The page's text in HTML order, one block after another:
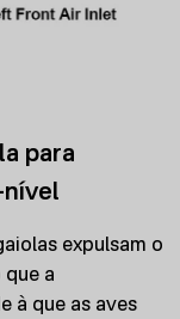
para
expulsam o
a
à que as aves